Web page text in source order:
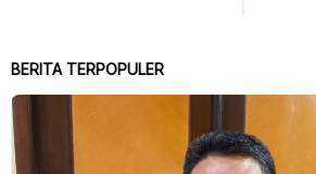
BERITA TERPOPULER